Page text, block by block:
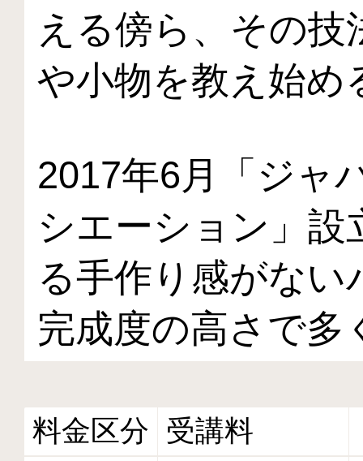
える傍ら、その
や小物を教え始め
2017年6月「ジャ
シエーション」設
る手作り感がな
完成度の高さで多
料金区分 受講料